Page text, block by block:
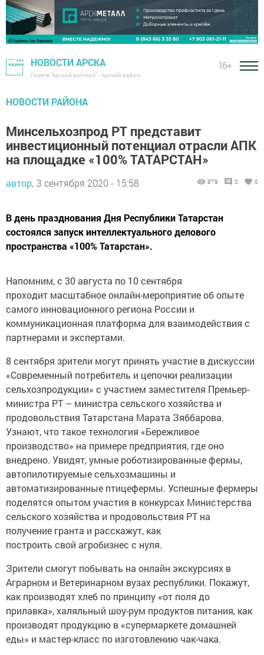
НОВОСТИ АРСКА
Газета "Арский вестник" - Арский район
16+
НОВОСТИ РАЙОНА
Минсельхозпрод РТ представит
инвестиционный потенциал отрасли АПК
на площадке «100% ТАТАРСТАН»
автор, 3 сентября 2020 - 15:58 879 0 0
В день празднования Дня Республики Татарстан
состоялся запуск интеллектуального делового
пространства «100% Татарстан».
Напомним, с 30 августа по 10 сентября
проходит масштабное онлайн-мероприятие об опыте
самого инновационного региона России и
коммуникационная платформа для взаимодействия с
партнерами и экспертами.
8 сентября зрители могут принять участие в дискуссии
«Современный потребитель и цепочки реализации
сельхозпродукции» с участием заместителя Премьер-
министра РТ – министра сельского хозяйства и
продовольствия Татарстана Марата Зяббарова.
Узнают, что такое технология «Бережливое
производство» на примере предприятия, где оно
внедрено. Увидят, умные роботизированные фермы,
автопилотируемые сельхозмашины и
автоматизированные птицефермы. Успешные фермеры
поделятся опытом участия в конкурсах Министерства
сельского хозяйства и продовольствия РТ на
получение гранта и расскажут, как
построить свой агробизнес с нуля.
Зрители смогут побывать на онлайн экскурсиях в
Аграрном и Ветеринарном вузах республики. Покажут,
как производят хлеб по принципу «от поля до
прилавка», халяльный шоу-рум продуктов питания, как
производят продукцию в «супермаркете домашней
еды» и мастер-класс по изготовлению чак-чака.